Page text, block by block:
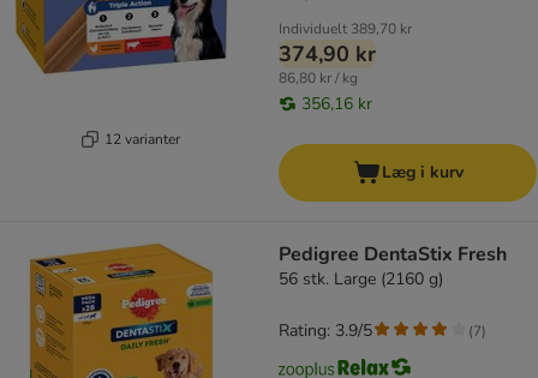
12 varianter
Individuelt 389,70 kr
374,90 kr
86,80 kr / kg
356,16 kr
Læg i kurv
Pedigree DentaStix Fresh
56 stk. Large (2160 g)
Rating: 3.9/5 (7)